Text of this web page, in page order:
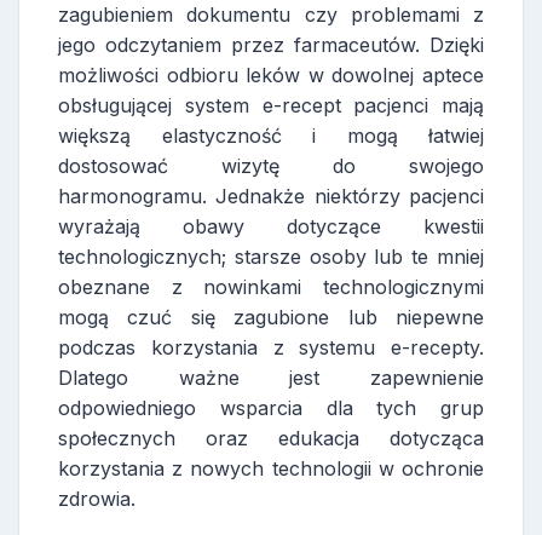
zagubieniem dokumentu czy problemami z
jego odczytaniem przez farmaceutów. Dzięki
możliwości odbioru leków w dowolnej aptece
obsługującej system e-recept pacjenci mają
większą elastyczność i mogą łatwiej
dostosować wizytę do swojego
harmonogramu. Jednakże niektórzy pacjenci
wyrażają obawy dotyczące kwestii
technologicznych; starsze osoby lub te mniej
obeznane z nowinkami technologicznymi
mogą czuć się zagubione lub niepewne
podczas korzystania z systemu e-recepty.
Dlatego ważne jest zapewnienie
odpowiedniego wsparcia dla tych grup
społecznych oraz edukacja dotycząca
korzystania z nowych technologii w ochronie
zdrowia.